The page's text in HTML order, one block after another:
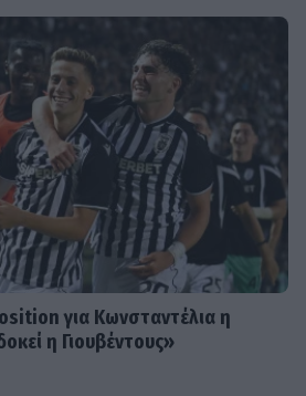
σε κέρδη
little
summer
για Κωνσταντέλια η
η Γιουβέντους»